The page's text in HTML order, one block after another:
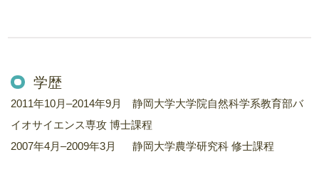
学歴
2011年10月–2014年9月 静岡大学大学院自然科学系教育部バ
イオサイエンス専攻 博士課程
2007年4月–2009年3月 静岡大学農学研究科 修士課程